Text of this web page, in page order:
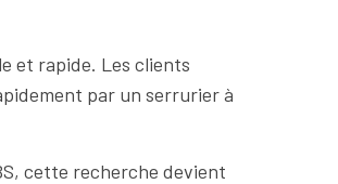
et rapide. Les clients
par un serrurier à
cette recherche devient